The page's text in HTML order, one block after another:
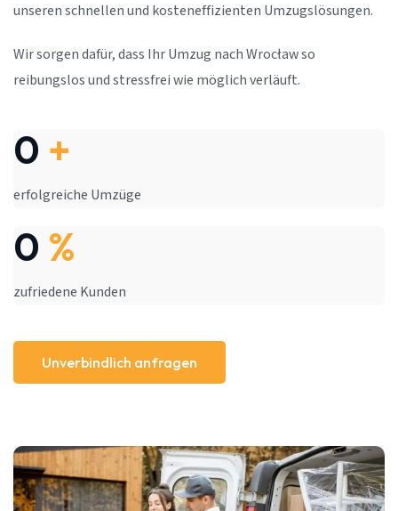
unseren schnellen und kosteneffizienten Umzugslösungen.
Wir sorgen dafür, dass Ihr Umzug nach Wrocław so
reibungslos und stressfrei wie möglich verläuft.
0 +
erfolgreiche Umzüge
0 %
zufriedene Kunden
Unverbindlich anfragen